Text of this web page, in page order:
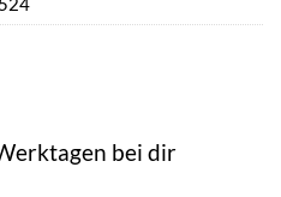
bei dir